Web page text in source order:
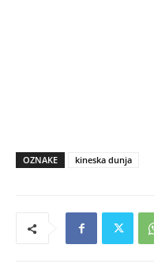
OZNAKE kineska dunja